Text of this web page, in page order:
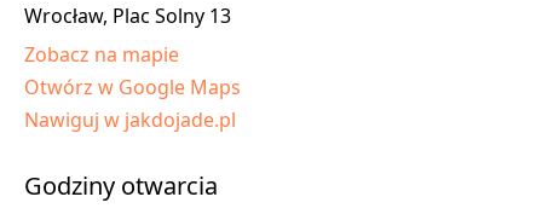
Wrocław, Plac Solny 13
Zobacz na mapie
Otwórz w Google Maps
Nawiguj w jakdojade.pl
Godziny otwarcia